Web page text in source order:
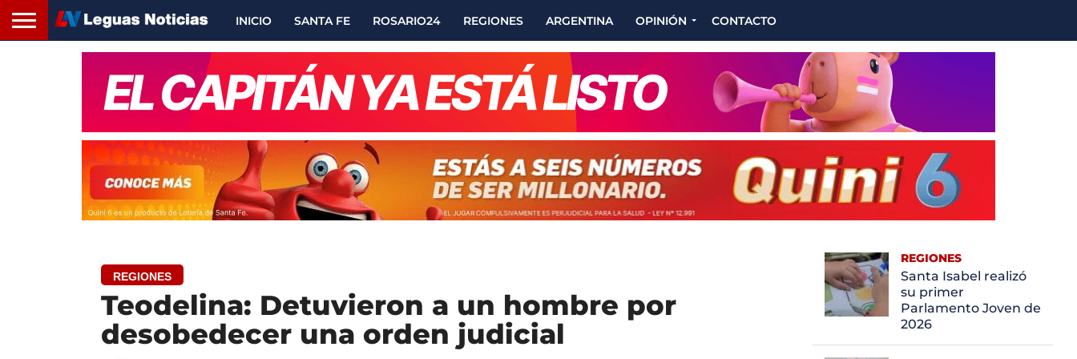
INICIO SANTA FE ROSARIO24 REGIONES ARGENTINA OPINIÓN CONTACTO
REGIONES
Teodelina: Detuvieron a un hombre por
desobedecer una orden judicial
REGIONES
Santa Isabel realizó
su primer
Parlamento Joven de
2026